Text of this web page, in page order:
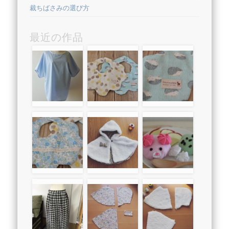
裁ちばさみの選び方
最近の作品